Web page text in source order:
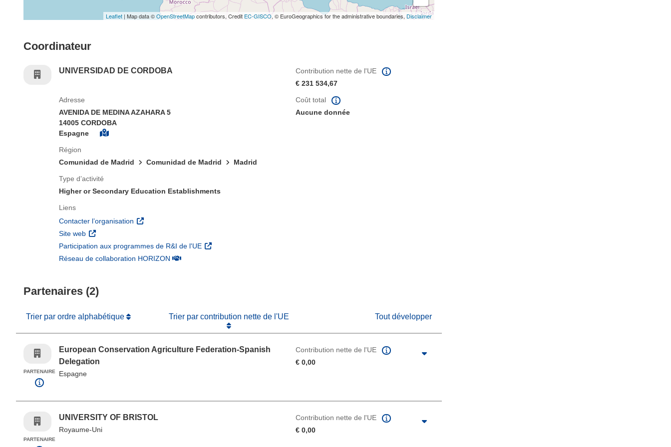
Leaflet | Map data ©OpenStreetMapcontributors, Credit EC-GISCO, © EuroGeographics for the administrative boundaries, Disclaimer
Coordinateur
UNIVERSIDAD DE CORDOBA
Contribution nette de l'UE
€ 231 534,67
Adresse
AVENIDA DE MEDINA AZAHARA 5
14005 CORDOBA
Espagne
Région
Comunidad de Madrid
Comunidad de Madrid Madrid
Type d’activité
Higher or Secondary Education Establishments
Liens
Contacter l’organisation (s’ouvre dans une nouvelle fenêtre)
Site web (s’ouvre dans une nouvelle fenêtre)
Participation aux programmes de R&I de l'UE (s’ouvre dans une nouvelle fenêtre)
Réseau de collaboration HORIZON(s’ouvre dans une nouvelle fenêtre)
Coût total
Aucune donnée
Partenaires (2)
Trier par ordre alphabétique Trier par contribution nette de l'UE Tout développer
PARTENAIRE
European Conservation Agriculture Federation-Spanish
Delegation
Espagne
Contribution nette de l'UE
€ 0,00
PARTENAIRE
UNIVERSITY OF BRISTOL
Royaume-Uni
Contribution nette de l'UE
€ 0,00